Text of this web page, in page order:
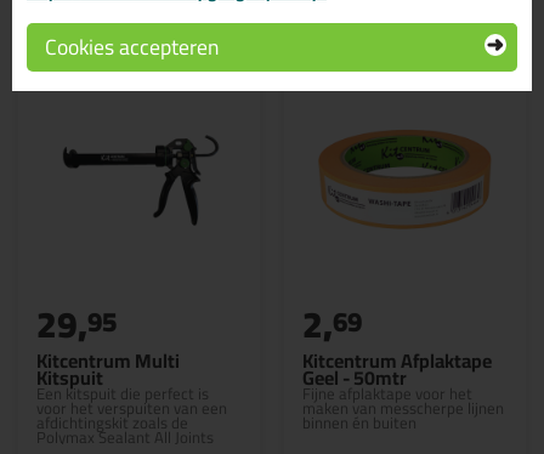
Kitcentrum Multi
Kitspuit
Een kitspuit die perfect is
voor het verspuiten van een
afdichtingskit zoals de
Polymax Sealant All Joints
29,95
Kitcentrum Afplaktape
Geel - 50mtr
Fijne afplaktape voor het
maken van messcherpe lijnen
binnen én buiten
2,69
Cookies accepteren